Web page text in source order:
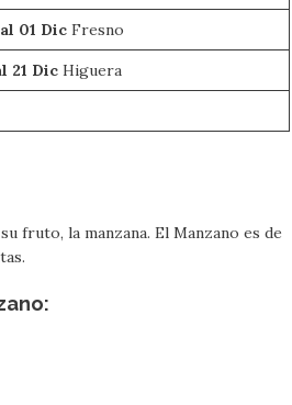
01 Dic Fresno
21 Dic Higuera
fruto, la manzana. El Manzano es de